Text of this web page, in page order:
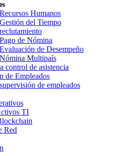
Humanos
del Tiempo
de Nómina
de Desempeño
Multipaís
control de asistencia
de Empleados
de empleados
TI
Red